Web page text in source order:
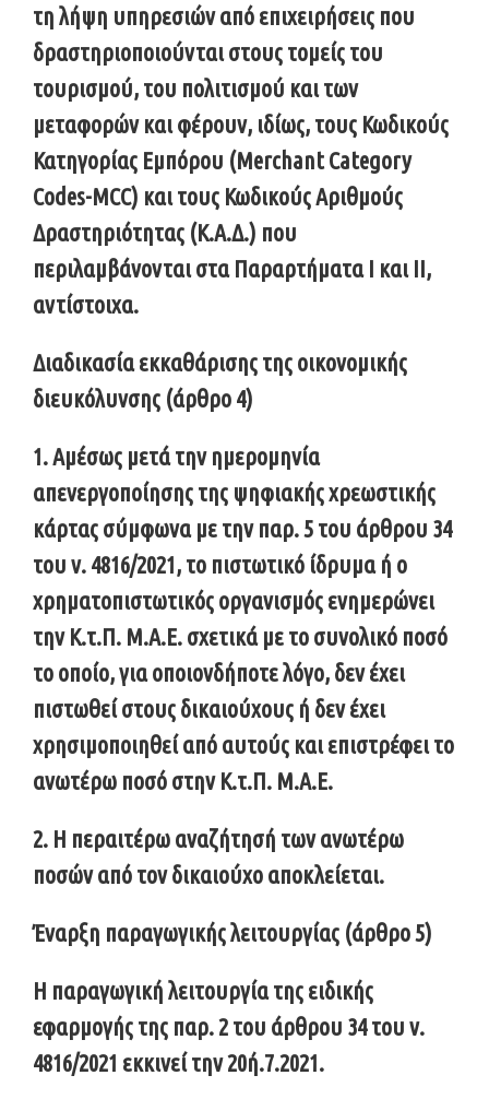
τη λήψη υπηρεσιών από επιχειρήσεις που
δραστηριοποιούνται στους τομείς του
τουρισμού, του πολιτισμού και των
μεταφορών και φέρουν, ιδίως, τους Κωδικούς
Κατηγορίας Εμπόρου (Merchant Category
Codes-MCC) και τους Κωδικούς Αριθμούς
Δραστηριότητας (Κ.Α.Δ.) που
περιλαμβάνονται στα Παραρτήματα Ι και ΙΙ,
αντίστοιχα.
Διαδικασία εκκαθάρισης της οικονομικής
διευκόλυνσης (άρθρο 4)
1. Αμέσως μετά την ημερομηνία
απενεργοποίησης της ψηφιακής χρεωστικής
κάρτας σύμφωνα με την παρ. 5 του άρθρου 34
του ν. 4816/2021, το πιστωτικό ίδρυμα ή ο
χρηματοπιστωτικός οργανισμός ενημερώνει
την Κ.τ.Π. Μ.Α.Ε. σχετικά με το συνολικό ποσό
το οποίο, για οποιονδήποτε λόγο, δεν έχει
πιστωθεί στους δικαιούχους ή δεν έχει
χρησιμοποιηθεί από αυτούς και επιστρέφει το
ανωτέρω ποσό στην Κ.τ.Π. Μ.Α.Ε.
2. Η περαιτέρω αναζήτησή των ανωτέρω
ποσών από τον δικαιούχο αποκλείεται.
Έναρξη παραγωγικής λειτουργίας (άρθρο 5)
Η παραγωγική λειτουργία της ειδικής
εφαρμογής της παρ. 2 του άρθρου 34 του ν.
4816/2021 εκκινεί την 20ή.7.2021.